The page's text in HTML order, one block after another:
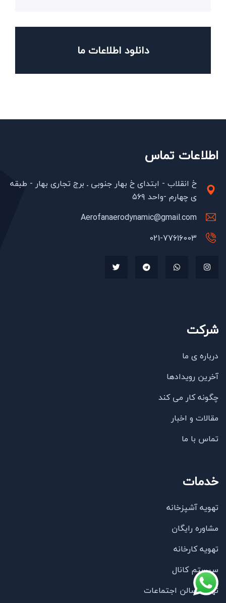
دانلود اطلاعات ما
اطلاعات تماس
خ انقلاب - ابتدای خ بهار جنوبی ـ برج تجاری بهار - طبقه
ی چهارم -واحد ۵۶۹
Aerofanaerodynamic@gmail.com
021-77616003
شرکت
درباره ی ما
آخرین رویدادها
چگونه کار می کند
مقالات و اخبار
تماس با ما
خدمات
تهویه آشپزخانه
مشاوره رایگان
تهویه کارخانه
سیستم کانال
تهویه سالن اجتماعات